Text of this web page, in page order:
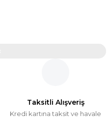
Taksitli Alışveriş
Kredi kartına taksit ve havale